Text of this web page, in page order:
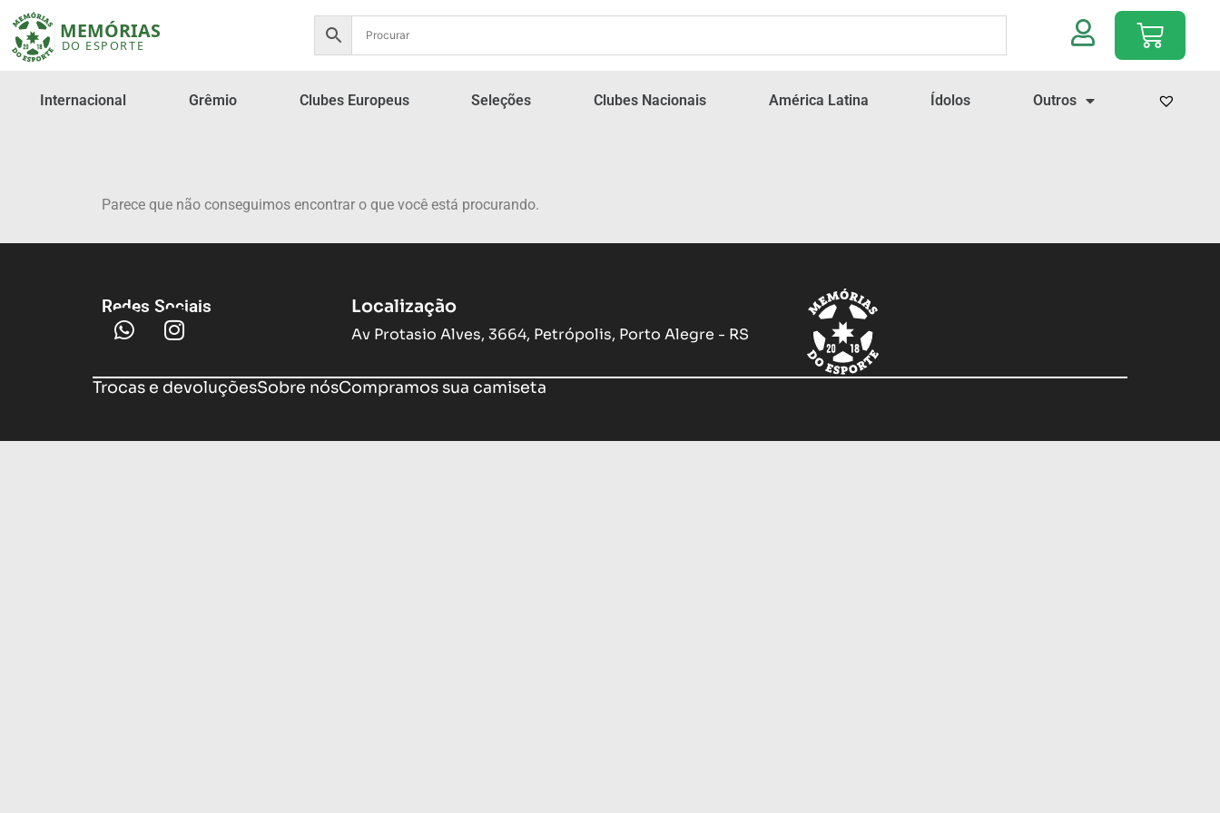
Internacional Grêmio Clubes Europeus Seleções Clubes Nacionais América Latina Ídolos Outros
Parece que não conseguimos encontrar o que você está procurando.
Redes Sociais Localização
Av Protasio Alves, 3664, Petrópolis, Porto Alegre - RS
Trocas e devoluçõesSobre nósCompramos sua camiseta